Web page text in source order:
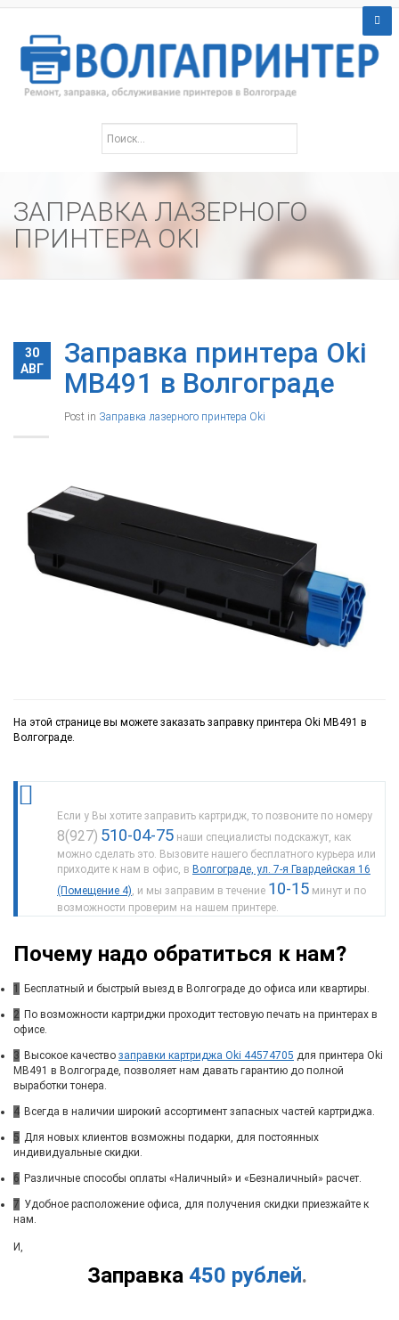
ЗАПРАВКА ЛАЗЕРНОГО
ПРИНТЕРА OKI
30
АВГ
Заправка принтера Oki
MB491 в Волгограде
Post in Заправка лазерного принтера Oki
На этой странице вы можете заказать заправку принтера Oki MB491 в
Волгограде.
Если у Вы хотите заправить картридж, то позвоните по номеру
8(927) 510-04-75 наши специалисты подскажут, как
можно сделать это. Вызовите нашего бесплатного курьера или
приходите к нам в офис, в Волгограде, ул. 7-я Гвардейская 16
(Помещение 4) , и мы заправим в течение 10-15 минут и по
возможности проверим на нашем принтере.
Почему надо обратиться к нам?
1 Бесплатный и быстрый выезд в Волгограде до офиса или квартиры.
2 По возможности картриджи проходит тестовую печать на принтерах в
офисе.
3 Высокое качество заправки картриджа Oki 44574705 для принтера Oki
MB491 в Волгограде, позволяет нам давать гарантию до полной
выработки тонера.
4 Всегда в наличии широкий ассортимент запасных частей картриджа.
5 Для новых клиентов возможны подарки, для постоянных
индивидуальные скидки.
6 Различные способы оплаты «Наличный» и «Безналичный» расчет.
7 Удобное расположение офиса, для получения скидки приезжайте к
нам.
Заправка 450 рублей.
И,